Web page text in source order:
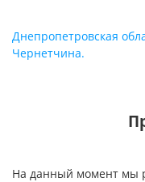
Днепропетровская
Чернетчина.
На данный момент мы